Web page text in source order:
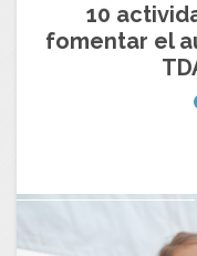
10
fomentar el